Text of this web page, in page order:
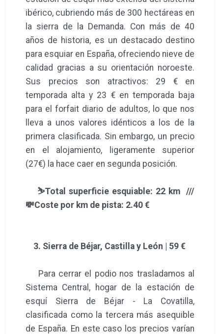
ibérico, cubriendo más de 300 hectáreas en
la sierra de la Demanda. Con más de 40
años de historia, es un destacado destino
para esquiar en España, ofreciendo nieve de
calidad gracias a su orientación noroeste.
Sus precios son atractivos: 29 € en
temporada alta y 23 € en temporada baja
para el forfait diario de adultos, lo que nos
lleva a unos valores idénticos a los de la
primera clasificada. Sin embargo, un precio
en el alojamiento, ligeramente superior
(27€) la hace caer en segunda posición.
⛷️Total superficie esquiable: 22 km ///
💸Coste por km de pista: 2.40 €
3. Sierra de Béjar, Castilla y León | 59 €
Para cerrar el podio nos trasladamos al
Sistema Central, hogar de la estación de
esquí Sierra de Béjar - La Covatilla,
clasificada como la tercera más asequible
de España. En este caso los precios varían